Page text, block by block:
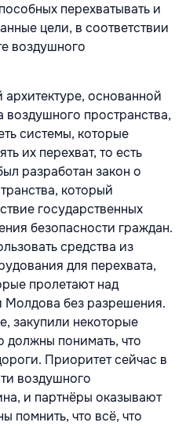
перехватывать и
цели, в соответствии
воздушного
основанной
воздушного пространства,
системы, которые
их перехват, то есть
разработан закон о
который
государственных
безопасности граждан.
средства из
для перехвата,
пролетают над
Молдова без разрешения.
закупили некоторые
понимать, что
Приоритет сейчас в
воздушного
и партнёры оказывают
помнить, что всё, что